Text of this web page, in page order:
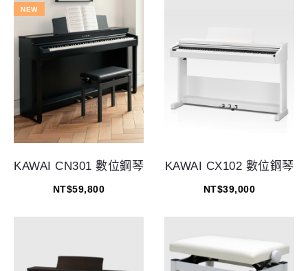
NEW
KAWAI CN301 數位鋼琴
NT$59,800
KAWAI CX102 數位鋼琴
NT$39,000